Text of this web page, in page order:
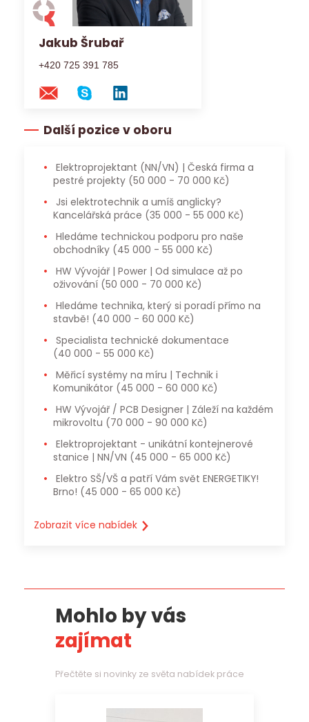
Jakub Šrubař
+420 725 391 785
Další pozice v oboru
pestré projekty (50 000 - 70 000 Kč)
Kancelářská práce (35 000 - 55 000 Kč)
obchodníky (45 000 - 55 000 Kč)
oživování (50 000 - 70 000 Kč)
stavbě! (40 000 - 60 000 Kč)
Specialista technické dokumentace
(40 000 - 55 000 Kč)
Komunikátor (45 000 - 60 000 Kč)
mikrovoltu (70 000 - 90 000 Kč)
stanice | NN/VN (45 000 - 65 000 Kč)
Brno! (45 000 - 65 000 Kč)
Zobrazit více nabídek
Mohlo by vás
zajímat
Přečtěte si novinky ze světa nabídek práce